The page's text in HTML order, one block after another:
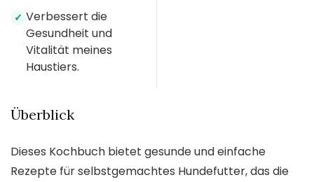
✓ Verbessert die
Gesundheit und
Vitalität meines
Haustiers.
Überblick
Dieses Kochbuch bietet gesunde und einfache
Rezepte für selbstgemachtes Hundefutter, das die